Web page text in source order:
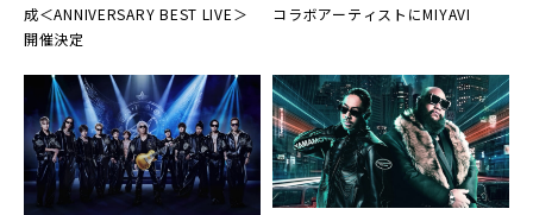
成＜ANNIVERSARY BEST LIVE＞
開催決定
コラボアーティストにMIYAVI